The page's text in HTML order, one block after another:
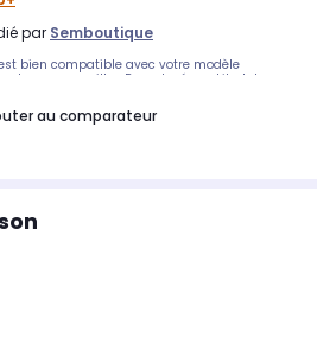
par Semboutique
bien compatible avec votre modèle
vous conseiller. Remplacé par kit plateau
MM182X, RSK215MIN, FME20EX,
- 38000008, RSK205IN - 38900003,
au comparateur